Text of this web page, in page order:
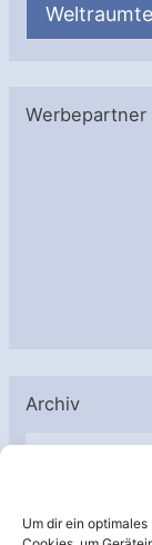
Um dir ein
Werbepartner
Archiv
A
h